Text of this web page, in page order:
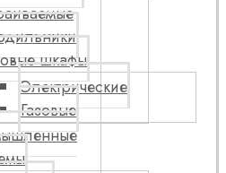
шкафы
Электрические
Газовые